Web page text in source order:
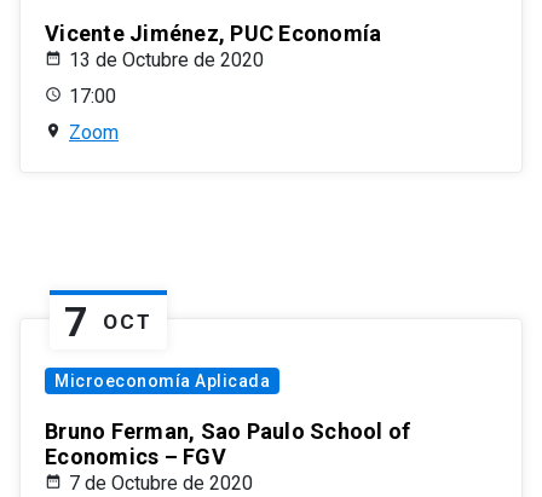
Vicente Jiménez, PUC Economía
13 de Octubre de 2020
17:00
Zoom
7 OCT
Microeconomía Aplicada
Bruno Ferman, Sao Paulo School of
Economics – FGV
7 de Octubre de 2020